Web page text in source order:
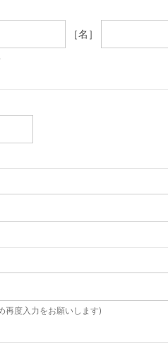
［名］
再度入力をお願いします)